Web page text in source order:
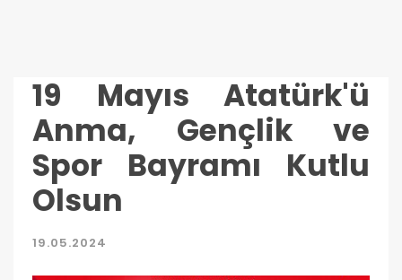
19 Mayıs Atatürk'ü
Anma, Gençlik ve
Spor Bayramı Kutlu
Olsun
19.05.2024